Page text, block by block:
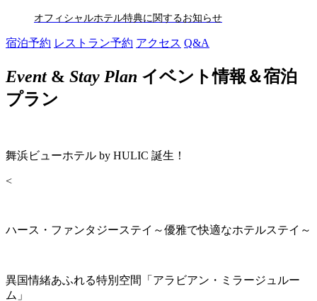
オフィシャルホテル特典に関するお知らせ
宿泊予約 レストラン予約 アクセス Q&A
Event& Stay Plan イベント情報＆宿泊
プラン
舞浜ビューホテル by HULIC 誕生！
<
ハース・ファンタジーステイ～優雅で快適なホテルステイ～
異国情緒あふれる特別空間「アラビアン・ミラージュルー
ム」